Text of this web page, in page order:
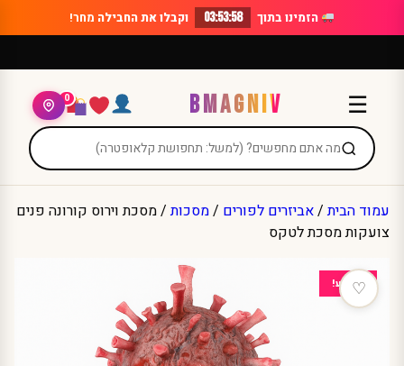
to
הזמינו בתוך 03:53:58 וקבלו את החבילה מחר!
☰
BMAGNIV
0
עמוד הבית/אביזרים לפורים /מסכות/ מסכת וירוס קורונה פנים
צועקות מסכת לטקס
מבצע!
♡